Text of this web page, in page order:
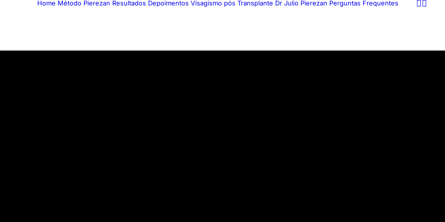
Home Método Pierezan Resultados Depoimentos Visagismo pós Transplante Dr Julio Pierezan Perguntas Frequentes